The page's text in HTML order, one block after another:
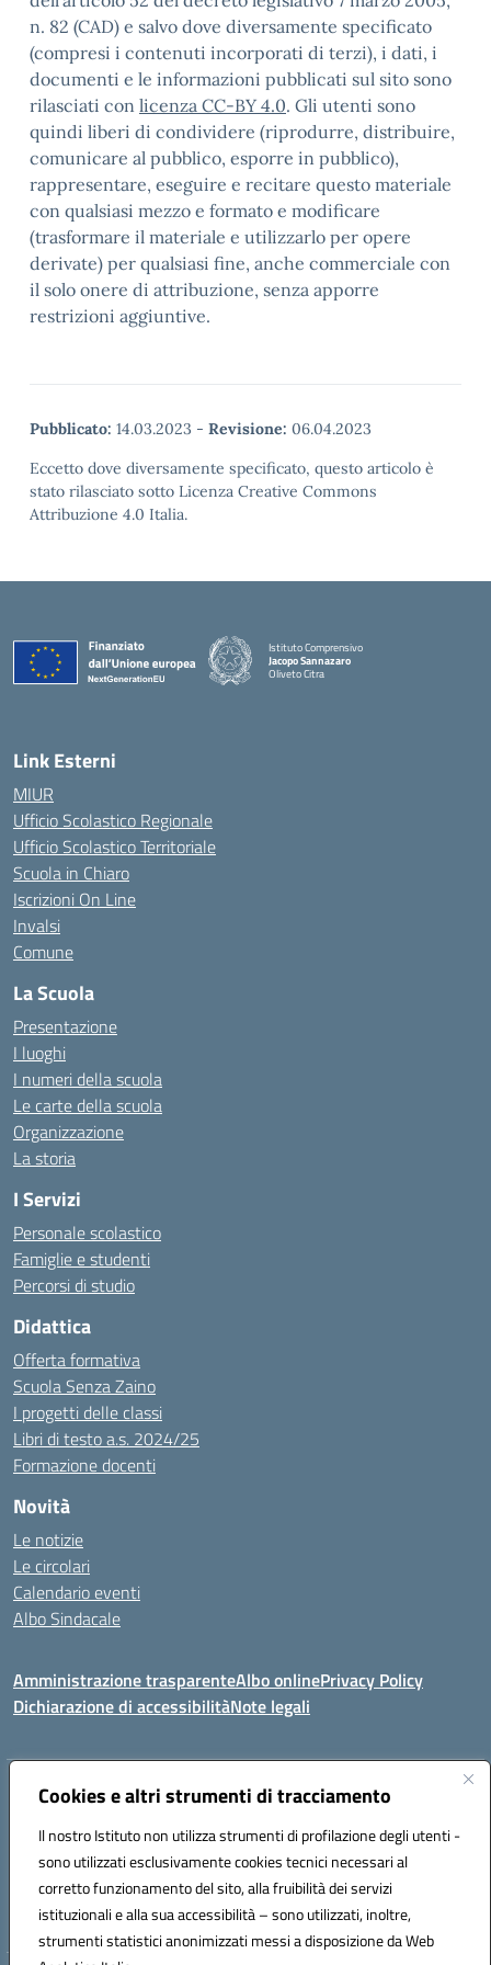
Cookies e altri strumenti di tracciamento
Il nostro Istituto non utilizza strumenti di profilazione degli utenti -
sono utilizzati esclusivamente cookies tecnici necessari al
corretto funzionamento del sito, alla fruibilità dei servizi
istituzionali e alla sua accessibilità – sono utilizzati, inoltre,
strumenti statistici anonimizzati messi a disposizione da Web
n. 82 (CAD) e salvo dove diversamente specificato
(compresi i contenuti incorporati di terzi), i dati, i
documenti e le informazioni pubblicati sul sito sono
rilasciati con licenza CC-BY 4.0. Gli utenti sono
quindi liberi di condividere (riprodurre, distribuire,
comunicare al pubblico, esporre in pubblico),
rappresentare, eseguire e recitare questo materiale
con qualsiasi mezzo e formato e modificare
(trasformare il materiale e utilizzarlo per opere
derivate) per qualsiasi fine, anche commerciale con
il solo onere di attribuzione, senza apporre
restrizioni aggiuntive.
Pubblicato: 14.03.2023 - Revisione: 06.04.2023
Eccetto dove diversamente specificato, questo articolo è
stato rilasciato sotto Licenza Creative Commons
Attribuzione 4.0 Italia.
Istituto Comprensivo
Jacopo Sannazaro
Oliveto Citra
Link Esterni
MIUR
Ufficio Scolastico Regionale
Ufficio Scolastico Territoriale
Scuola in Chiaro
Iscrizioni On Line
Invalsi
Comune
La Scuola
Presentazione
I luoghi
I numeri della scuola
Le carte della scuola
Organizzazione
La storia
I Servizi
Personale scolastico
Famiglie e studenti
Percorsi di studio
Didattica
Offerta formativa
Scuola Senza Zaino
I progetti delle classi
Libri di testo a.s. 2024/25
Formazione docenti
Novità
Le notizie
Le circolari
Calendario eventi
Albo Sindacale
Amministrazione trasparenteAlbo onlinePrivacy Policy
Dichiarazione di accessibilitàNote legali
Indirizzo:Via Felice Cavallotti, 15 -84020 - Oliveto Citra
Posta elettronica certificata (PEC):saic81300d@pec.istruzione.it
Codice fiscale: 82005110653
Codice meccanografico: SAIC81300D